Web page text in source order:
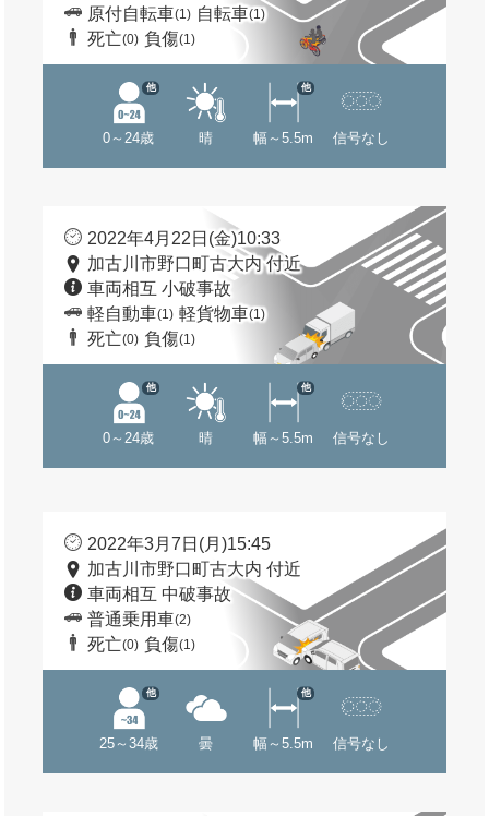
原付自転車(1) 自転車(1)
死亡(0) 負傷(1)
0～24歳
他
晴 幅～5.5m
他
信号なし
2022年4月22日(金)10:33
加古川市野口町古大内 付近
車両相互 小破事故
軽自動車(1) 軽貨物車(1)
死亡(0) 負傷(1)
0～24歳
他
晴 幅～5.5m
他
信号なし
2022年3月7日(月)15:45
加古川市野口町古大内 付近
車両相互 中破事故
普通乗用車(2)
死亡(0) 負傷(1)
25～34歳
他
曇 幅～5.5m
他
信号なし